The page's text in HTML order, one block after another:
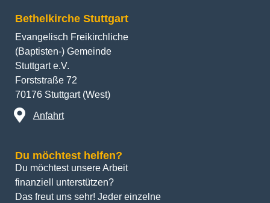
Bethelkirche Stuttgart
Evangelisch Freikirchliche
(Baptisten-) Gemeinde
Stuttgart e.V.
Forststraße 72
70176 Stuttgart (West)
Anfahrt
Du möchtest helfen?
Du möchtest unsere Arbeit
finanziell unterstützen?
Das freut uns sehr! Jeder einzelne